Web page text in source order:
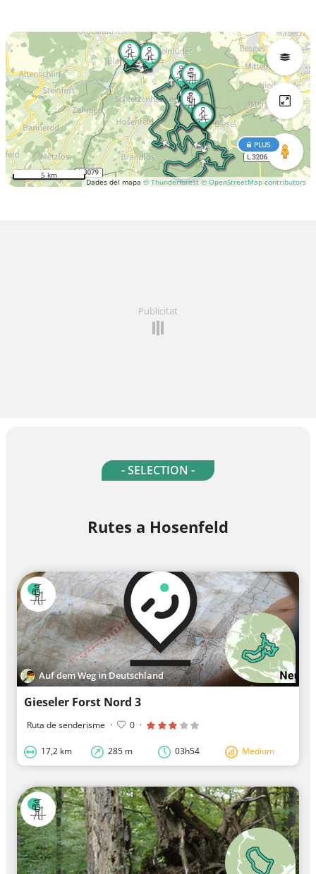
Dades del mapa © Thunderforest © OpenStreetMap contributors
PLUS
5 km
Publicitat
- SELECTION -
Rutes a Hosenfeld
Auf dem Weg in Deutschland
Gieseler Forst Nord 3
Ruta de senderisme · 0 ·
17,2 km 285 m 03h54 Medium